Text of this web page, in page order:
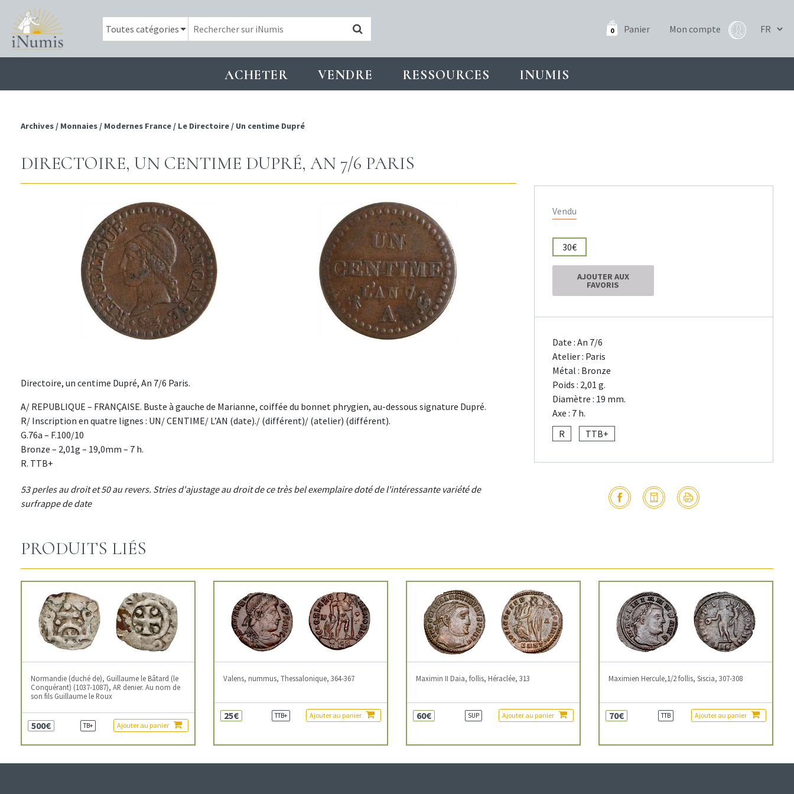
0 Panier Mon compte
ACHETER VENDRE RESSOURCES INUMIS
Archives / Monnaies / Modernes France / Le Directoire / Un centime Dupré
DIRECTOIRE, UN CENTIME DUPRÉ, AN 7/6 PARIS
Directoire, un centime Dupré, An 7/6 Paris.
A/ REPUBLIQUE – FRANÇAISE. Buste à gauche de Marianne, coiffée du bonnet phrygien, au-dessous signature Dupré.
R/ Inscription en quatre lignes : UN/ CENTIME/ L’AN (date)./ (différent)/ (atelier) (différent).
G.76a – F.100/10
Bronze – 2,01g – 19,0mm – 7 h.
R. TTB+
53 perles au droit et 50 au revers. Stries d'ajustage au droit de ce très bel exemplaire doté de l'intéressante variété de
surfrappe de date
Vendu
30€
AJOUTER AUX
FAVORIS
Date : An 7/6
Atelier : Paris
Métal : Bronze
Poids : 2,01 g.
Diamètre : 19 mm.
Axe : 7 h.
R
TTB+
PRODUITS LIÉS
Normandie (duché de), Guillaume le Bâtard (le
Conquérant) (1037-1087), AR denier. Au nom de
son fils Guillaume le Roux
500€ TB+ Ajouter au panier
Valens, nummus, Thessalonique, 364-367
25€ TTB+ Ajouter au panier
Maximin II Daia, follis, Héraclée, 313
60€ SUP Ajouter au panier
Maximien Hercule,1/2 follis, Siscia, 307-308
70€ TTB Ajouter au panier